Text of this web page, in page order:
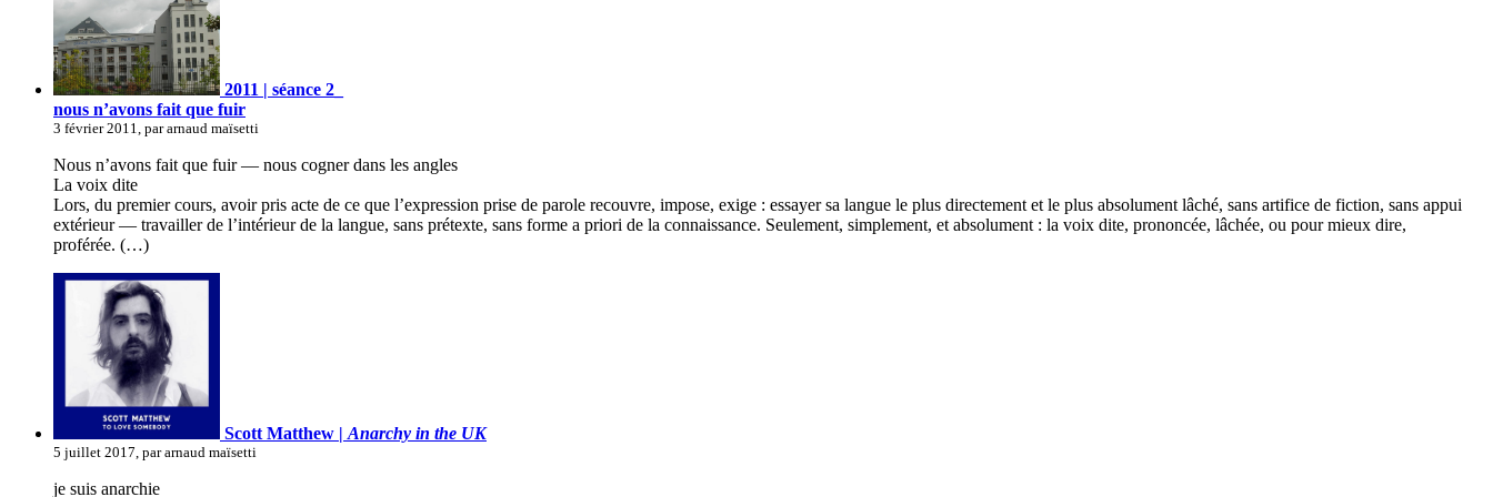
2011 | séance 2_
nous n’avons fait que fuir
3 février 2011, par arnaud maïsetti
Nous n’avons fait que fuir — nous cogner dans les angles
La voix dite
Lors, du premier cours, avoir pris acte de ce que l’expression prise de parole recouvre, impose, exige : essayer sa langue le plus directement et le plus absolument lâché, sans artifice de fiction, sans appui
extérieur — travailler de l’intérieur de la langue, sans prétexte, sans forme a priori de la connaissance. Seulement, simplement, et absolument : la voix dite, prononcée, lâchée, ou pour mieux dire,
proférée. (…)
Scott Matthew | Anarchy in the UK
5 juillet 2017, par arnaud maïsetti
je suis anarchie